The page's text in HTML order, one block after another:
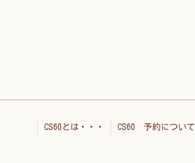
CS60とは・・・ CS60 予約について